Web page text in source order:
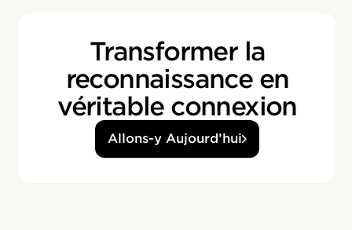
Transformer la
reconnaissance en
véritable connexion
Allons-y Aujourd’hui